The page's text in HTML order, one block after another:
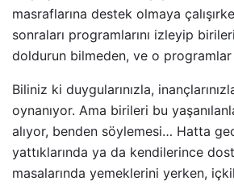
masraflarına destek olmaya
sonraları programlarını izleyip
doldurun bilmeden, ve o programlar
Biliniz ki duygularınızla,
oynanıyor. Ama birileri bu
alıyor, benden söylemesi… Hatta
yattıklarında ya da kendilerince
masalarında yemeklerini yerken,